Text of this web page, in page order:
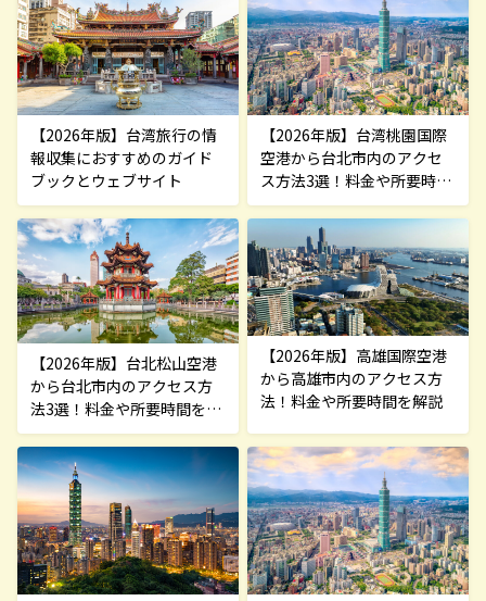
【2026年版】台湾旅行の情
報収集におすすめのガイド
ブックとウェブサイト
【2026年版】台湾桃園国際
空港から台北市内のアクセ
ス方法3選！料金や所要時間
を解説
【2026年版】台北松山空港
から台北市内のアクセス方
法3選！料金や所要時間を解
説
【2026年版】高雄国際空港
から高雄市内のアクセス方
法！料金や所要時間を解説